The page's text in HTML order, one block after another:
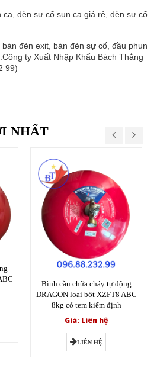
đèn sự cố sun ca giá rẻ, đèn sự cố
đèn exit, bán đèn sự cố, đầu phun
ty Xuất Nhập Khẩu Bách Thắng
99)
NHẤT
Bình cầu chữa cháy tự động
DRAGON loại bột XZFT8 ABC
8kg có tem kiểm định
Giá: Liên hệ
LIÊN HỆ